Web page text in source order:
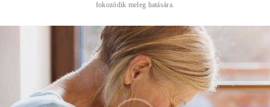
fokozódik meleg hatására.